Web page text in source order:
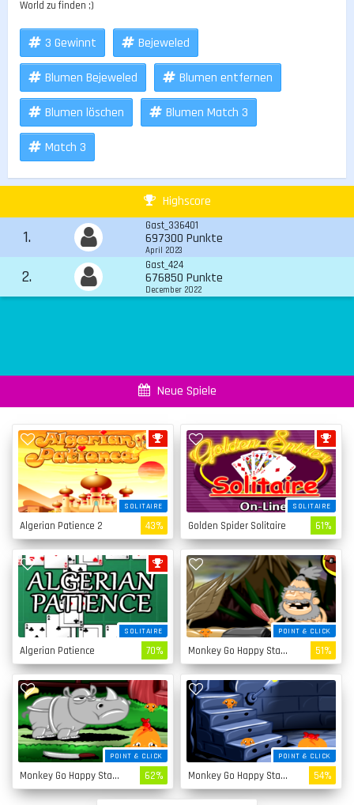
World zu finden ;)
3 Gewinnt Bejeweled
Blumen Bejeweled Blumen entfernen
Blumen löschen Blumen Match 3
Match 3
Highscore
1.
Gast_336401
697300 Punkte
April 2023
2.
Gast_424
676850 Punkte
December 2022
Neue Spiele
SOLITAIRE
Algerian Patience 2 43%
SOLITAIRE
Golden Spider Solitaire 61%
SOLITAIRE
Algerian Patience 70%
POINT & CLICK
Monkey Go Happy Stage 4 51%
POINT & CLICK
Monkey Go Happy Stage 3 62%
POINT & CLICK
Monkey Go Happy Stage 2 54%